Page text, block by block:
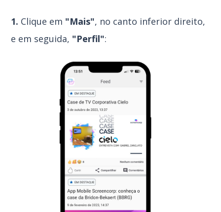
1. Clique em "Mais", no canto inferior direito,
e em seguida, "Perfil":